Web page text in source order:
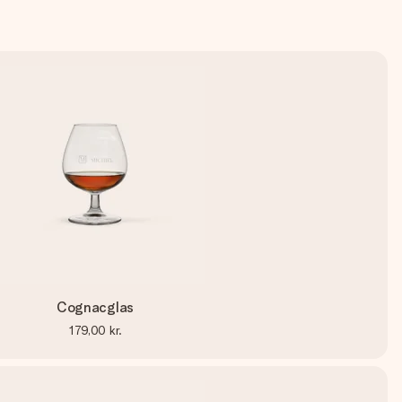
Cognacglas
179,00 kr.